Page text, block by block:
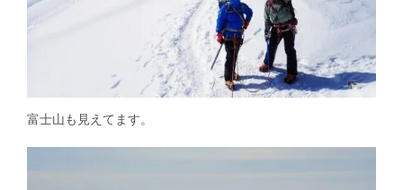
富士山も見えてます。